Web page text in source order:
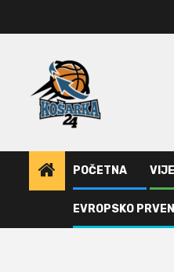
POČETNA
EVROPSKO
Cedevita zna sa